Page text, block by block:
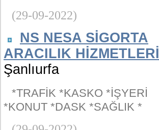
(29-09-2022)
NS NESA SİGORTA
ARACILIK HİZMETLERİ
Şanlıurfa
*TRAFİK *KASKO *İŞYERİ
*KONUT *DASK *SAĞLIK *